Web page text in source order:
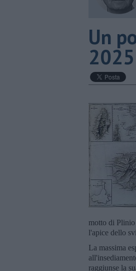
Un
2025
motto di
l'apice dello
La massima
raggiunse la